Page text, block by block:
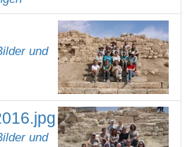
und
und